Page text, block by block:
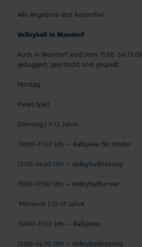
Alle Angebote sind kostenfrei.
Volleyball in Niendorf
Auch in Niendorf wird vom 15.06. bis
gebaggert, gepritscht und gespielt.
Montag
Freies Spiel
Dienstag | 7–12 Jahre
10:00–11:30 Uhr – Ballspiele für Kinder
13:00–14:30 Uhr – Volleyballtraining
15:00–17:00 Uhr – Volleyballturnier
Mittwoch | 12–17 Jahre
10:00–11:30 Uhr – Ballspiele
13:00–14:30 Uhr – Volleyballtraining